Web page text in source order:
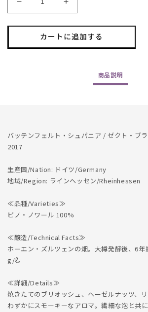
Battenfeld
Spanier
/
Blanc
減
ら
Battenfeld
Spanier
/
Sekt
Blanc
増
カートに追加する
商品説明
バッテンフェルト・シュパニア / ゼクト・ブ
2017
生産国/Nation: ドイツ/Germany
地域/Region: ラインヘッセン/Rheinhessen
≪品種/Varieties≫
ピノ・ノワール 100%
≪醸造/Technical Facts≫
ホーエン・ズルツェンの畑。大樽発酵後、6年
g/ℓ。
≪詳細/Details≫
焼きたてのブリオッシュ、ヘーゼルナッツ、リ
わずかにスモーキーなアロマ。繊細な泡と共に